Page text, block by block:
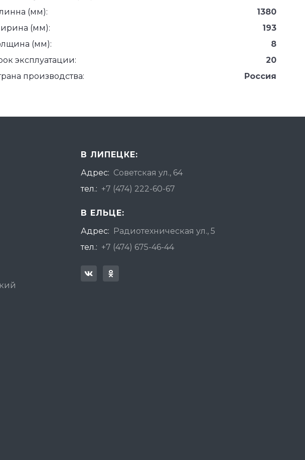
(мм):
1380
(мм):
193
(мм):
8
эксплуатации:
20
производства:
Россия
В ЛИПЕЦКЕ:
Адрес: Советская ул., 64
тел.: +7 (474) 222-60-67
В ЕЛЬЦЕ:
Адрес:
Радиотехническая ул., 5
тел.: +7 (474) 675-46-44